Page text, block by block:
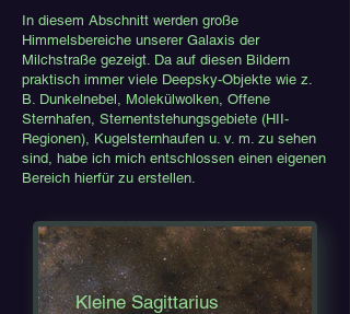
In diesem Abschnitt werden große
Himmelsbereiche unserer Galaxis der
Milchstraße gezeigt. Da auf diesen Bildern
praktisch immer viele Deepsky-Objekte wie z.
B. Dunkelnebel, Molekülwolken, Offene
Sternhafen, Sternentstehungsgebiete (HII-
Regionen), Kugelsternhaufen u. v. m. zu sehen
sind, habe ich mich entschlossen einen eigenen
Bereich hierfür zu erstellen.
Kleine Sagittarius